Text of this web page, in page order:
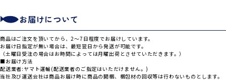
お届けについて
商品はご注文を頂いてから、2～7日程度でお届けしています。
お届け日指定が無い場合は、最短翌日から発送が可能です。
（土曜日受注の場合はお時間によっては月曜出荷とさせていただきます。）
■お届け方法
配送業者:ヤマト運輸(配送業者のご指定はいただけません。)
当社及び運送会社は商品お届け時に商品の開梱、梱包材の回収等は行わないものとします。